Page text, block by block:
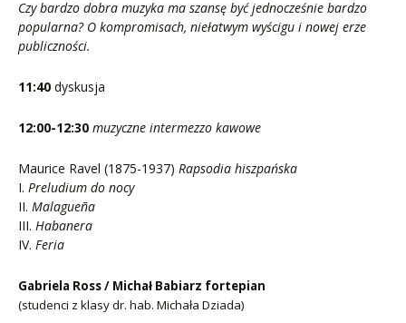
Czy bardzo dobra muzyka ma szansę być jednocześnie bardzo
popularna? O kompromisach, niełatwym wyścigu i nowej erze
publiczności.
11:40 dyskusja
12:00-12:30 muzyczne intermezzo kawowe
Maurice Ravel (1875-1937) Rapsodia hiszpańska
I. Preludium do nocy
II. Malagueña
III. Habanera
IV. Feria
Gabriela Ross / Michał Babiarz fortepian
(studenci z klasy dr. hab. Michała Dziada)